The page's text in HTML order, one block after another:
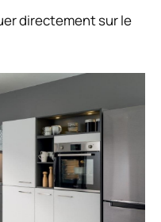
directement sur le